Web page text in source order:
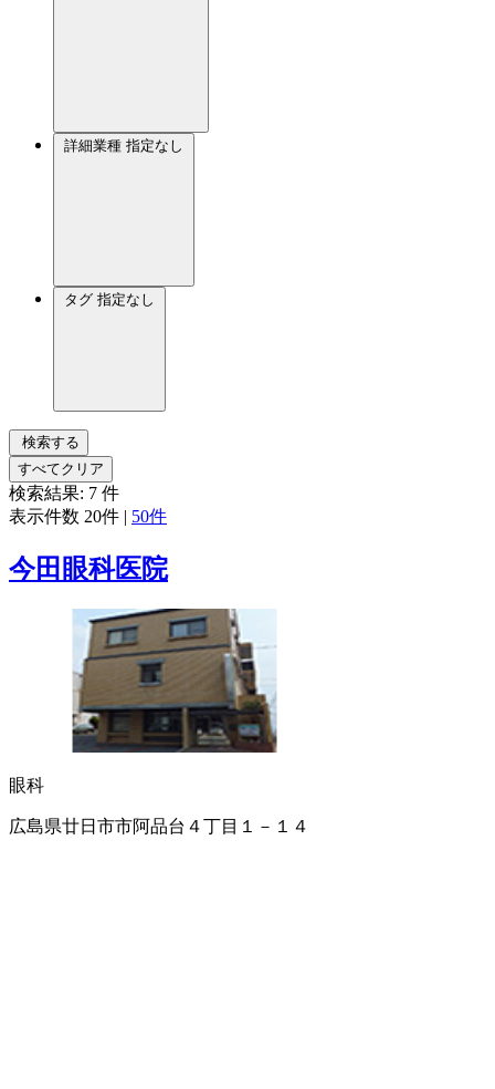
詳細業種 指定なし
タグ 指定なし
検索する
すべてクリア
検索結果: 7 件
表示件数 20件 | 50件
今田眼科医院
眼科
広島県廿日市市阿品台４丁目１－１４